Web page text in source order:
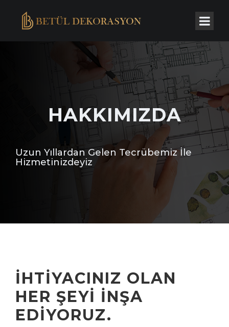
HAKKIMIZDA
Uzun Yıllardan Gelen Tecrübemiz İle
Hizmetinizdeyiz
İHTİYACINIZ OLAN
HER ŞEYİ İNŞA
EDİYORUZ.